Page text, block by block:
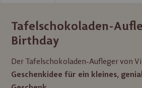
Tafelschokoladen-
Birthday
Der Tafelschokoladen-Aufleger von
Geschenkidee für ein kleines,